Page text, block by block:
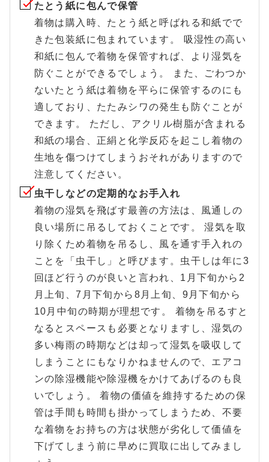
たとう紙に包んで保管
着物は購入時、たとう紙と呼ばれる和紙でで
きた包装紙に包まれています。 吸湿性の高い
和紙に包んで着物を保管すれば、より湿気を
防ぐことができるでしょう。 また、ごわつか
ないたとう紙は着物を平らに保管するのにも
適しており、たたみシワの発生も防ぐことが
できます。 ただし、アクリル樹脂が含まれる
和紙の場合、正絹と化学反応を起こし着物の
生地を傷つけてしまうおそれがありますので
注意してください。
虫干しなどの定期的なお手入れ
着物の湿気を飛ばす最善の方法は、風通しの
良い場所に吊るしておくことです。 湿気を取
り除くため着物を吊るし、風を通す手入れの
ことを「虫干し」と呼びます。虫干しは年に3
回ほど行うのが良いと言われ、1月下旬から2
月上旬、7月下旬から8月上旬、9月下旬から
10月中旬の時期が理想です。 着物を吊るすと
なるとスペースも必要となりますし、湿気の
多い梅雨の時期などは却って湿気を吸収して
しまうことにもなりかねませんので、エアコ
ンの除湿機能や除湿機をかけてあげるのも良
いでしょう。 着物の価値を維持するための保
管は手間も時間も掛かってしまうため、不要
な着物をお持ちの方は状態が劣化して価値を
下げてしまう前に早めに買取に出してみまし